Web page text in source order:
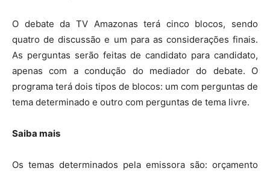
O debate da TV Amazonas terá cinco blocos, sendo
quatro de discussão e um para as considerações finais.
As perguntas serão feitas de candidato para candidato,
apenas com a condução do mediador do debate. O
programa terá dois tipos de blocos: um com perguntas de
tema determinado e outro com perguntas de tema livre.
Saiba mais
Os temas determinados pela emissora são: orçamento